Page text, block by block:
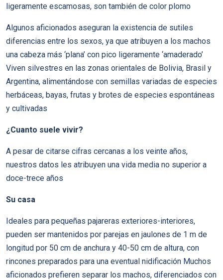
ligeramente escamosas, son también de color plomo
Algunos aficionados aseguran la existencia de sutiles
diferencias entre los sexos, ya que atribuyen a los machos
una cabeza más ‘plana’ con pico ligeramente ‘amaderado’
Viven silvestres en las zonas orientales de Bolivia, Brasil y
Argentina, alimentándose con semillas variadas de especies
herbáceas, bayas, frutas y brotes de especies espontáneas
y cultivadas
¿Cuanto suele vivir?
A pesar de citarse cifras cercanas a los veinte años,
nuestros datos les atribuyen una vida media no superior a
doce-trece años
Su casa
Ideales para pequeñas pajareras exteriores-interiores,
pueden ser mantenidos por parejas en jaulones de 1 m de
longitud por 50 cm de anchura y 40-50 cm de altura, con
rincones preparados para una eventual nidificación Muchos
aficionados prefieren separar los machos, diferenciados con